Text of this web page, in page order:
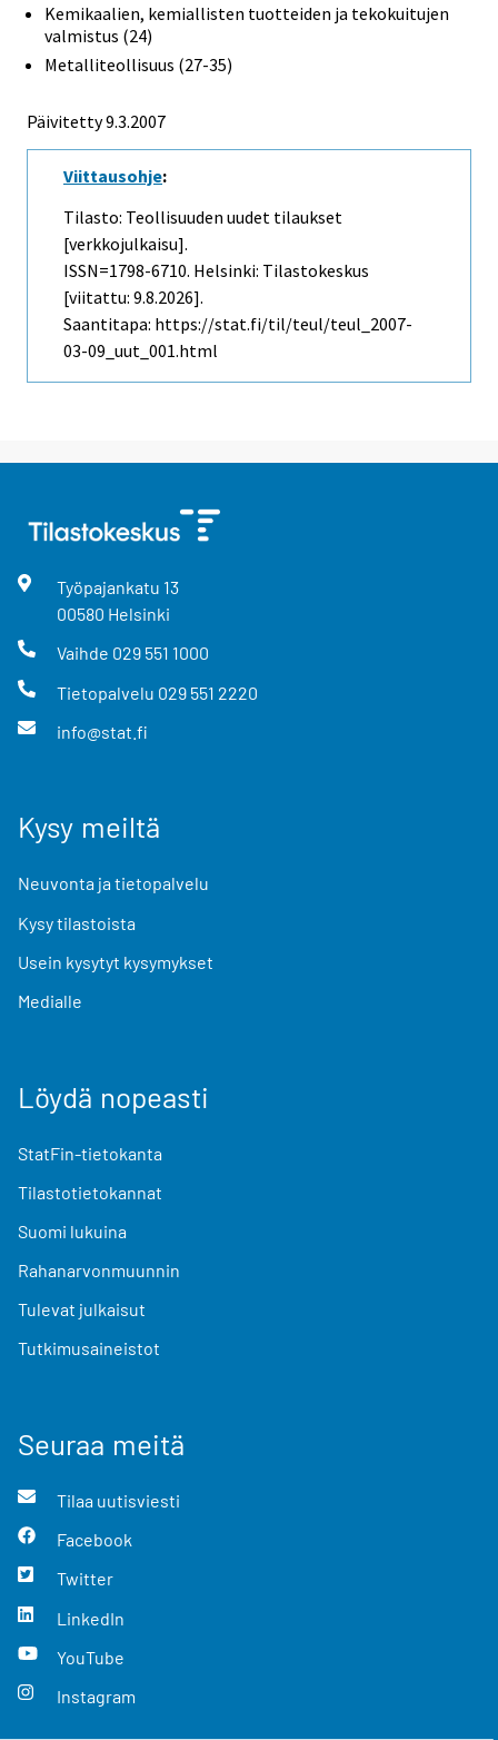
Kemikaalien, kemiallisten tuotteiden ja tekokuitujen
valmistus (24)
Metalliteollisuus (27-35)
Päivitetty9.3.2007
Viittausohje:
Tilasto: Teollisuuden uudet tilaukset
[verkkojulkaisu].
ISSN=1798-6710. Helsinki: Tilastokeskus
[viitattu: 9.8.2026].
Saantitapa: https://stat.fi/til/teul/teul_2007-
03-09_uut_001.html
Työpajankatu 13
00580 Helsinki
Vaihde 029 551 1000
Tietopalvelu 029 551 2220
info@stat.fi
Kysy meiltä
Neuvonta ja tietopalvelu
Kysy tilastoista
Usein kysytyt kysymykset
Medialle
Löydä nopeasti
StatFin-tietokanta
Tilastotietokannat
Suomi lukuina
Rahanarvonmuunnin
Tulevat julkaisut
Tutkimusaineistot
Seuraa meitä
Tilaa uutisviesti
Facebook
Twitter
LinkedIn
YouTube
Instagram